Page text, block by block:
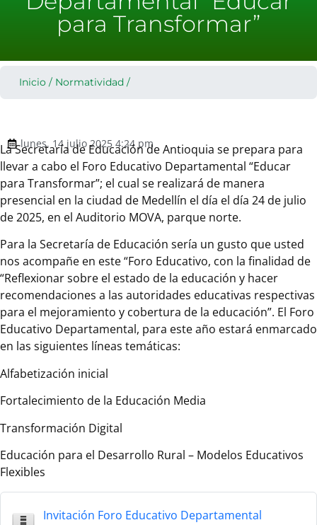
para Transformar”
Inicio / Normatividad /
lunes, 14 julio 2025 4:24 pm
La Secretaría de Educación de Antioquia se prepara para
llevar a cabo el Foro Educativo Departamental “Educar
para Transformar”; el cual se realizará de manera
presencial en la ciudad de Medellín el día el día 24 de julio
de 2025, en el Auditorio MOVA, parque norte.
Para la Secretaría de Educación sería un gusto que usted
nos acompañe en este “Foro Educativo, con la finalidad de
“Reflexionar sobre el estado de la educación y hacer
recomendaciones a las autoridades educativas respectivas
para el mejoramiento y cobertura de la educación”. El Foro
Educativo Departamental, para este año estará enmarcado
en las siguientes líneas temáticas:
Alfabetización inicial
Fortalecimiento de la Educación Media
Transformación Digital
Educación para el Desarrollo Rural – Modelos Educativos
Flexibles
Invitación Foro Educativo Departamental